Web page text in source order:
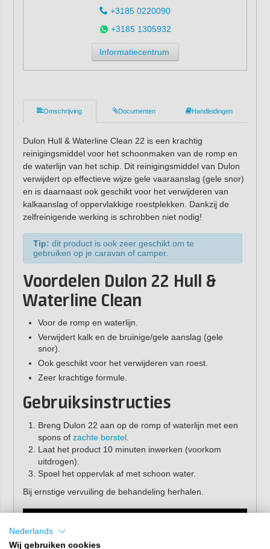
+3185 0220090
+3185 1305932
Informatiecentrum
Omschrijving Documenten Handleidingen
Dulon Hull & Waterline Clean 22 is een krachtig
reinigingsmiddel voor het schoonmaken van de romp en
de waterlijn van het schip. Dit reinigingsmiddel van Dulon
verwijdert op effectieve wijze gele vaaraanslag (gele snor)
en is daarnaast ook geschikt voor het verwijderen van
kalkaanslag of oppervlakkige roestplekken. Dankzij de
zelfreinigende werking is schrobben niet nodig!
Tip: dit product is ook zeer geschikt om te
gebruiken op je caravan of camper.
Voordelen Dulon 22 Hull &
Waterline Clean
Voor de romp en waterlijn.
Verwijdert kalk en de bruinige/gele aanslag (gele
snor).
Ook geschikt voor het verwijderen van roest.
Zeer krachtige formule.
Gebruiksinstructies
Breng Dulon 22 aan op de romp of waterlijn met een
spons of zachte borstel.
Laat het product 10 minuten inwerken (voorkom
uitdrogen).
Spoel het oppervlak af met schoon water.
Bij ernstige vervuiling de behandeling herhalen.
Nederlands
Wij gebruiken cookies